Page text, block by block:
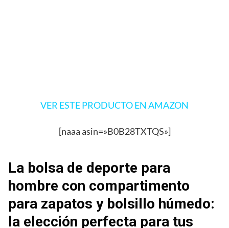
VER ESTE PRODUCTO EN AMAZON
[naaa asin=»B0B28TXTQS»]
La bolsa de deporte para
hombre con compartimento
para zapatos y bolsillo húmedo:
la elección perfecta para tus